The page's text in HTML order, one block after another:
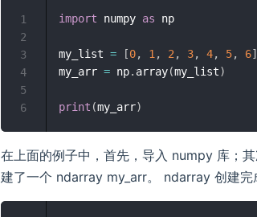
import numpy as np
my_list = [0, 1, 2, 3, 4, 5, 6]
my_arr = np. array(my_list)
print (my_arr)
1
2
3
4
5
6
在上面的例子中，首先，导入 numpy 库；
建了一个 ndarray my_arr。 ndarray 创建完